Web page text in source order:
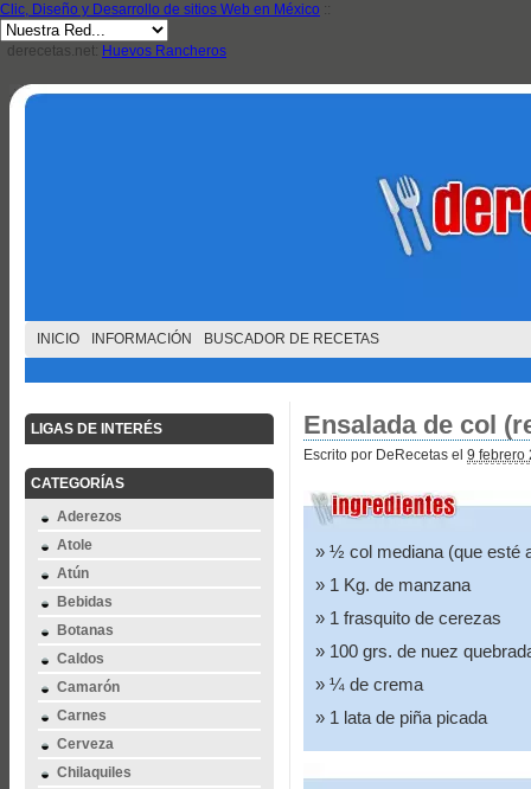
Clic, Diseño y Desarrollo de sitios Web en México ::
derecetas.net: Huevos Rancheros
INICIO INFORMACIÓN BUSCADOR DE RECETAS
LIGAS DE INTERÉS
CATEGORÍAS
Aderezos
Atole
Atún
Bebidas
Botanas
Caldos
Camarón
Carnes
Cerveza
Chilaquiles
Ensalada de col
Escrito por DeRecetas el 9 febrero
½ col mediana (que esté
1 Kg. de manzana
1 frasquito de cerezas
100 grs. de nuez
¼ de crema
1 lata de piña picada